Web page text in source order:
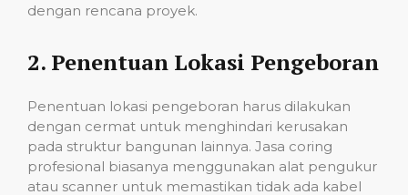
dengan rencana proyek.
2. Penentuan Lokasi Pengeboran
Penentuan lokasi pengeboran harus dilakukan
dengan cermat untuk menghindari kerusakan
pada struktur bangunan lainnya. Jasa coring
profesional biasanya menggunakan alat pengukur
atau scanner untuk memastikan tidak ada kabel